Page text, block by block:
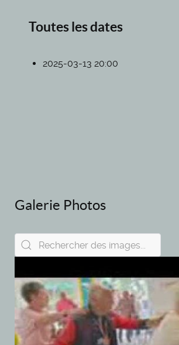
Toutes les dates
2025-03-13 20:00
Galerie Photos